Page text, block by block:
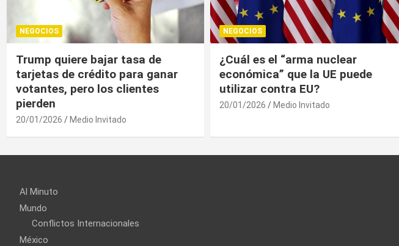
NEGOCIOS
¿Cuál es el “arma nuclear
económica” que la UE puede
utilizar contra EU?
20/01/2026
NEGOCIOS
Trump, un año después: la
economía resistió, el bolsillo no
20/01/2026 Medio Invitado
Al Minuto
Mundo
Conflictos Internacionales
México